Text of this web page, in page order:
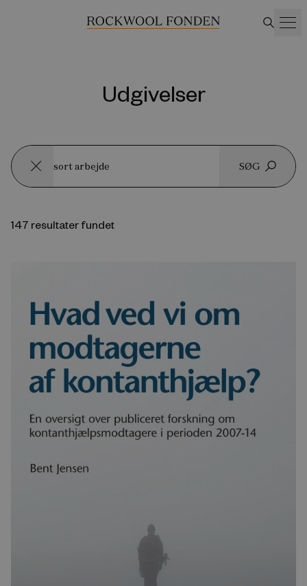
Udgivelser
SØG
147 resultater fundet